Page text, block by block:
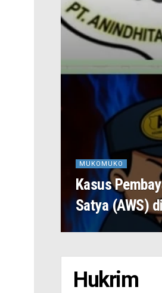
MUKOMUKO
Kasus
Satya (AWS)
Hukrim